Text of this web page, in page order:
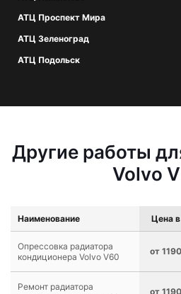
АТЦ Проспект Мира
АТЦ Зеленоград
АТЦ Подольск
Другие работы
Volvo
Наименование Цена
Опрессовка радиатора
кондиционера Volvo V60
от
Ремонт радиатора
от